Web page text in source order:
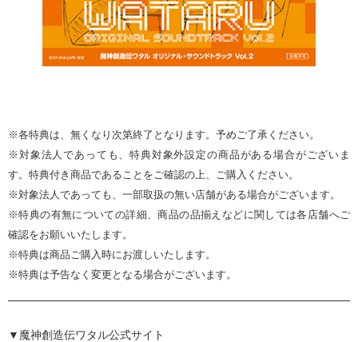
※各特典は、無くなり次第終了となります。予めご了承ください。
※対象法人であっても、特典対象外設定の商品がある場合がございま
す。特典付き商品であることをご確認の上、ご購入ください。
※対象法人であっても、一部取扱の無い店舗がある場合がございます。
※特典の有無についての詳細、商品の品揃えなどに関しては各店舗へご
確認をお願いいたします。
※特典は商品ご購入時にお渡しいたします。
※特典は予告なく変更となる場合がございます。
▼魔神創造伝ワタル公式サイト